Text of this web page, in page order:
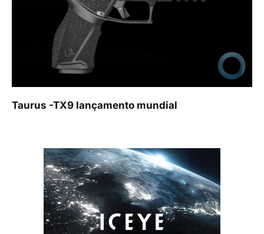
Taurus -TX9 lançamento mundial